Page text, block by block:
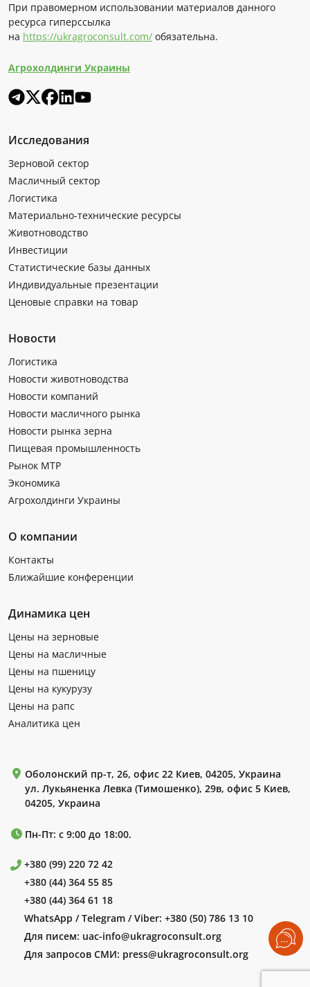
При правомерном использовании материалов данного
ресурса гиперссылка
на https://ukragroconsult.com/ обязательна.
Агрохолдинги Украины
Исследования
Зерновой сектор
Масличный сектор
Логистика
Материально-технические ресурсы
Животноводство
Инвестиции
Статистические базы данных
Индивидуальные презентации
Ценовые справки на товар
Новости
Логистика
Новости животноводства
Новости компаний
Новости масличного рынка
Новости рынка зерна
Пищевая промышленность
Рынок МТР
Экономика
Агрохолдинги Украины
О компании
Контакты
Ближайшие конференции
Динамика цен
Цены на зерновые
Цены на масличные
Цены на пшеницу
Цены на кукурузу
Цены на рапс
Аналитика цен
Оболонский пр-т, 26, офис 22 Киев, 04205, Украина
ул. Лукьяненка Левка (Тимошенко), 29в, офис 5 Киев,
04205, Украина
Пн-Пт: с 9:00 до 18:00.
+380 (99) 220 72 42
+380 (44) 364 55 85
+380 (44) 364 61 18
WhatsApp / Telegram / Viber: +380 (50) 786 13 10
Для писем: uac-info@ukragroconsult.org
Для запросов СМИ: press@ukragroconsult.org